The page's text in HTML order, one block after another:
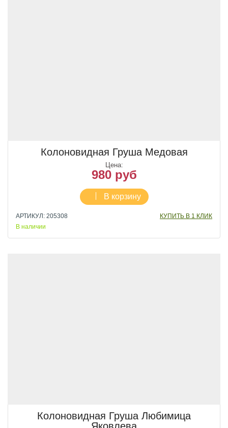
Колоновидная Груша Медовая
Цена:
980 руб
В корзину
АРТИКУЛ: 205308
КУПИТЬ В 1 КЛИК
В наличии
Колоновидная Груша Любимица